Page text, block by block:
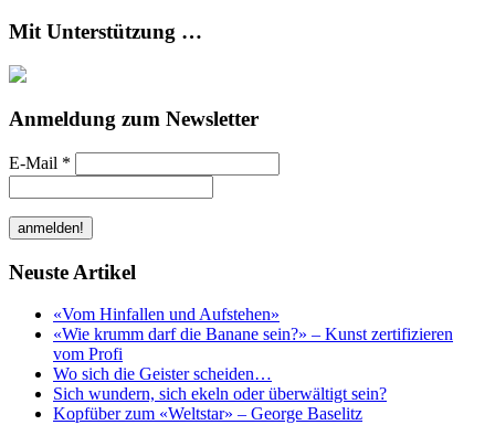
Mit Unterstützung …
Anmeldung zum Newsletter
E-Mail *
Neuste Artikel
«Vom Hinfallen und Aufstehen»
«Wie krumm darf die Banane sein?» – Kunst zertifizieren
vom Profi
Wo sich die Geister scheiden…
Sich wundern, sich ekeln oder überwältigt sein?
Kopfüber zum «Weltstar» – George Baselitz